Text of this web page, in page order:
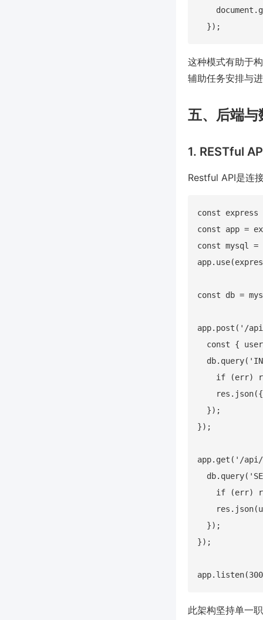
这种模式有助于
辅助任务安排与
五、后端与
1. RESTful
Restful API是连
const
const app =
const mysql
const db =
app.post('/
const {
if (err)
  });
});
app.get('/
if (err)
  });
});
此架构坚持单一